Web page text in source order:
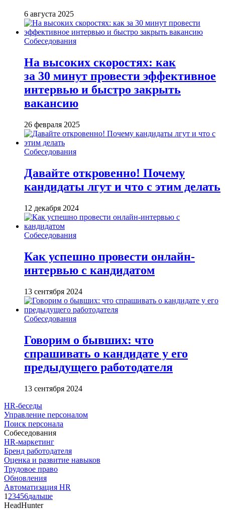
6 августа 2025
Собеседования
На высоких скоростях: как
за 30 минут провести эффективное
интервью и быстро закрыть
вакансию
26 февраля 2025
Собеседования
Давайте откровенно! Почему
кандидаты лгут и что с этим делать
12 декабря 2024
Собеседования
Как успешно провести онлайн-
интервью с кандидатом
13 сентября 2024
Собеседования
Говорим о бывших: что
спрашивать о кандидате у его
предыдущего работодателя
13 сентября 2024
HR-беседы
Управление персоналом
Поиск персонала
Собеседования
HR-маркетинг
Бренд работодателя
Оценка и развитие навыков
Трудовое право
Обновления
Автоматизация HR
1 23456дальше
HeadHunter